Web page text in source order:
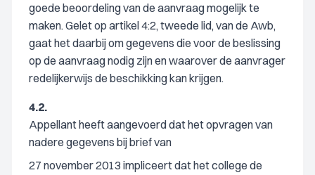
goede beoordeling van de aanvraag mogelijk te
maken. Gelet op artikel 4:2, tweede lid, van de Awb,
gaat het daarbij om gegevens die voor de beslissing
op de aanvraag nodig zijn en waarover de aanvrager
redelijkerwijs de beschikking kan krijgen.
4.2.
Appellant heeft aangevoerd dat het opvragen van
nadere gegevens bij brief van
27 november 2013 impliceert dat het college de